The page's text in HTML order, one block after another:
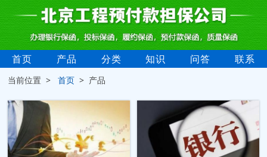
首页 产品 分类 知识 问答 联系
当前位置 >首页 > 产品